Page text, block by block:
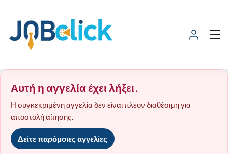
Αυτή η αγγελία έχει λήξει.
Η συγκεκριμένη αγγελία δεν είναι πλέον διαθέσιμη για
αποστολή αίτησης.
Δείτε παρόμοιες αγγελίες